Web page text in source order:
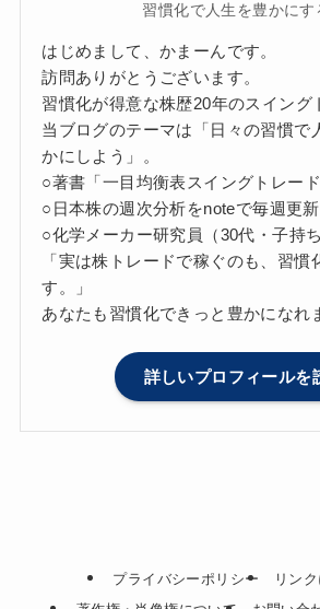
習慣化で人生を豊かにす
はじめまして、かまーんです。
訪問ありがとうございます。
習慣化が得意な株歴20年のスイング
当ブログのテーマは「日々の習慣で
かにしよう」。
○著書「一目均衡表スイングトレード
○日本株の週次分析をnoteで毎週更
○化学メーカー研究員（30代・子持ち
「実は株トレードで稼ぐのも、習慣
す。」
あなたも習慣化できっと豊かになれ
詳しいプロフィールを
プライバシーポリシー
リン